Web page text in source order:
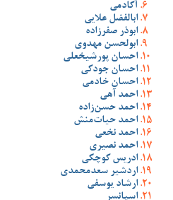
آکادمی
ابالفضل علایی
ابوذر صفرزاده
ابولحسن مهدوی
احسان پورشیخعلی
احسان جودکی
احسان خادمی
احمد آهی
احمد حسن‌زاده
احمد حیات‌منش
احمد نخعی
احمد نصیری
ادریس کوچکی
اردشیر سعدمحمدی
ارشاد یوسفی
اسپانسر